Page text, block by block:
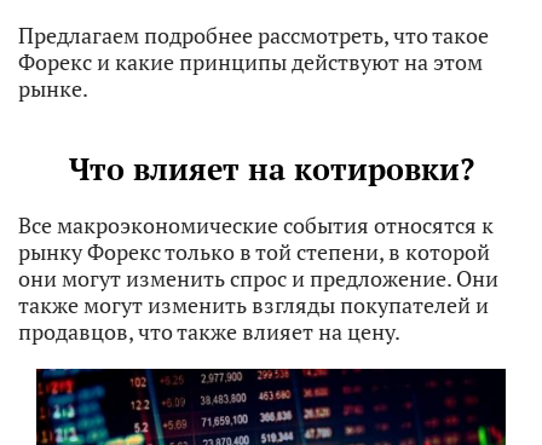
Предлагаем подробнее рассмотреть, что такое
Форекс и какие принципы действуют на этом
рынке.
Что влияет на котировки?
Все макроэкономические события относятся к
рынку Форекс только в той степени, в которой
они могут изменить спрос и предложение. Они
также могут изменить взгляды покупателей и
продавцов, что также влияет на цену.